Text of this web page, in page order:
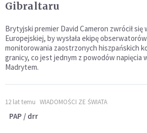
Gibraltaru
Brytyjski premier David Cameron zwrócił się
Europejskiej, by wysłała ekipę
monitorowania zaostrzonych hiszpańskich
granicy, co jest jednym z powodów napięcia
Madrytem.
12 lat temu WIADOMOŚCI ZE ŚWIATA
PAP / drr